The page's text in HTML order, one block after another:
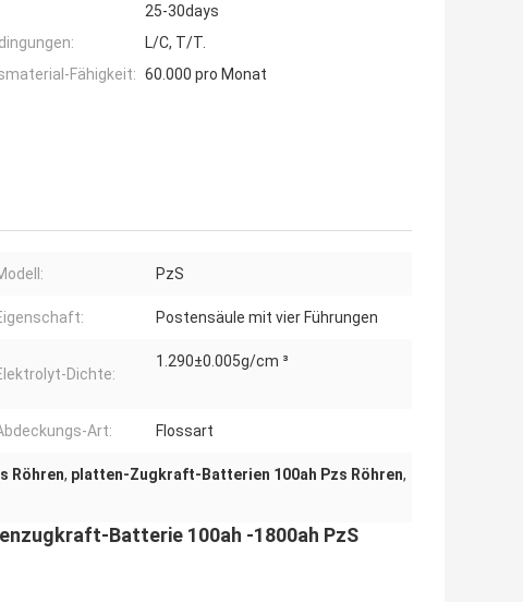
25-30days
L/C, T/T.
Fähigkeit: 60.000 pro Monat
PzS
Postensäule mit vier Führungen
Dichte:
1.290±0.005g/cm ³
Art: Flossart
Röhren, platten-Zugkraft-Batterien 100ah Pzs Röhren,
Batterie 100ah -1800ah PzS